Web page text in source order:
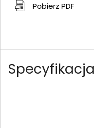
Pobierz PDF